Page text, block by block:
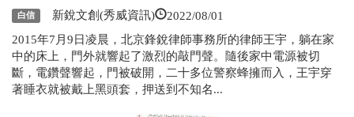
白信 新銳文創(秀威資訊) 2022/08/01
2015年7月9日凌晨，北京鋒銳律師事務所的律師王宇，躺在家
中的床上，門外就響起了激烈的敲門聲。隨後家中電源被切
斷，電鑽聲響起，門被破開，二十多位警察蜂擁而入，王宇穿
著睡衣就被戴上黑頭套，押送到不知名...